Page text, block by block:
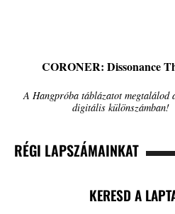
CORONER: Dissonance
A Hangpróba táblázatot megtalálod
digitális különszámban!
RÉGI LAPSZÁMAINKAT
KERESD A